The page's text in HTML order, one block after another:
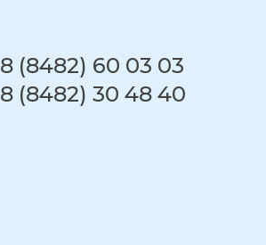
8 (8482) 60 03 03
8 (8482) 30 48 40